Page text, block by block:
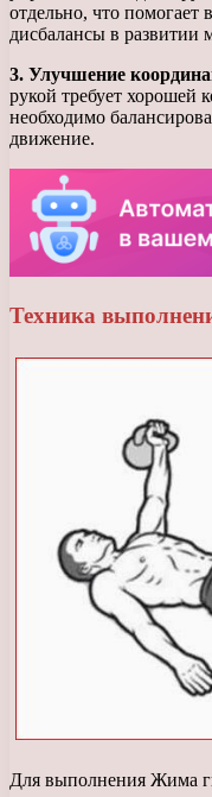
отдельно, что
дисбалансы в развитии
3. Улучшение
рукой требует хорошей
необходимо
движение.
Техника
Для выполнения Жима